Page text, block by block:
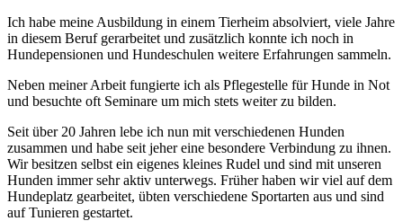
Ich habe meine Ausbildung in einem Tierheim absolviert, viele Jahre
in diesem Beruf gerarbeitet und zusätzlich konnte ich noch in
Hundepensionen und Hundeschulen weitere Erfahrungen sammeln.
Neben meiner Arbeit fungierte ich als Pflegestelle für Hunde in Not
und besuchte oft Seminare um mich stets weiter zu bilden.
Seit über 20 Jahren lebe ich nun mit verschiedenen Hunden
zusammen und habe seit jeher eine besondere Verbindung zu ihnen.
Wir besitzen selbst ein eigenes kleines Rudel und sind mit unseren
Hunden immer sehr aktiv unterwegs. Früher haben wir viel auf dem
Hundeplatz gearbeitet, übten verschiedene Sportarten aus und sind
auf Tunieren gestartet.